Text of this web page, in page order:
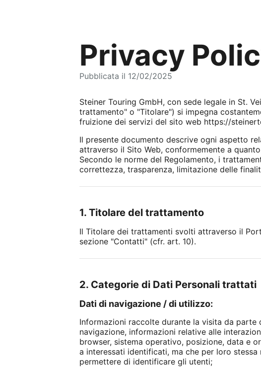
Privacy
Pubblicata il 12/02/2025
Steiner Touring GmbH, con sede legale in St.
trattamento" o "Titolare") si impegna
fruizione dei servizi del sito web https://
Il presente documento descrive ogni aspetto
attraverso il Sito Web, conformemente a
Secondo le norme del Regolamento, i
correttezza, trasparenza, limitazione delle
1. Titolare del trattamento
Il Titolare dei trattamenti svolti attraverso il
sezione "Contatti" (cfr. art. 10).
2. Categorie di Dati Personali trattati
Dati di navigazione / di utilizzo:
Informazioni raccolte durante la visita da parte
navigazione, informazioni relative alle
browser, sistema operativo, posizione, data e
a interessati identificati, ma che per loro
permettere di identificare gli utenti;